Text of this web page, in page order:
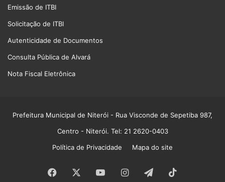
Emissão de ITBI
Solicitação de ITBI
Autenticidade de Documentos
Consulta Pública de Alvará
Nota Fiscal Eletrônica
Prefeitura Municipal de Niterói - Rua Visconde de Sepetiba 987,
Centro - Niterói. Tel: 21 2620-0403
Política de Privacidade
Mapa do site
Facebook YouTubeInstagram
Telegram